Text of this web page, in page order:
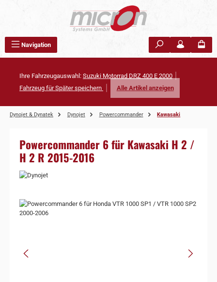
Navigation
Ihre Fahrzeugauswahl: Suzuki Motorrad DRZ 400 E 2000
Fahrzeug für Später speichern
Alle Artikel anzeigen
Dynojet & Dynatek Dynojet Powercommander Kawasaki
Powercommander 6 für Kawasaki H 2 /
H 2 R 2015-2016
Bildergalerie überspringen